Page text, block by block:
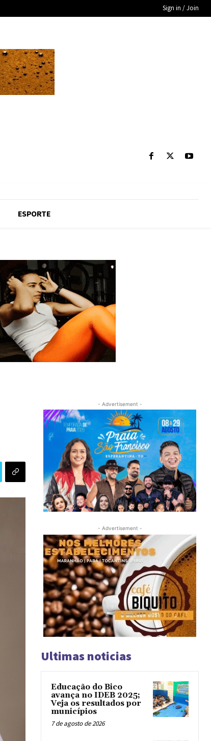
Sign in / Join
ESPORTE
- Advertisement -
- Advertisement -
Ultimas noticias
Educação do Bico
avança no IDEB 2025;
Veja os resultados por
municípios
7 de agosto de 2026